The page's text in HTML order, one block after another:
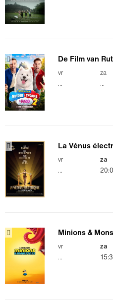
De Film van
vr
...
za
...
La Vénus
vr
...
za
Minions &
vr
...
za